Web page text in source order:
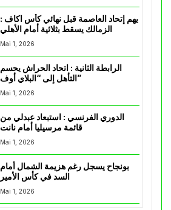
يهم إتحاد العاصمة قبل نهائي كأس اكاف :
Mai 1, 2026
الرابطة الثانية : اتحاد الحراش يحسم
التأهل إلى “البلاي أوف”
Mai 1, 2026
الدوري الفرنسي : استبعاد عبدلي من
قائمة مرسيليا أمام نانت
Mai 1, 2026
بونجاح يسجل رغم هزيمة الشمال أمام
السد في كأس الأمير
Mai 1, 2026